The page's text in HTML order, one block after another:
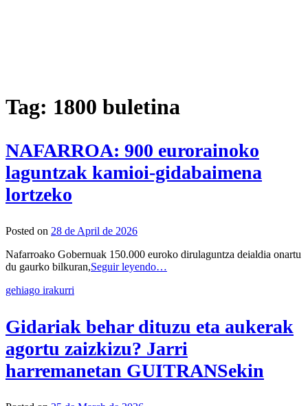
Tag: 1800 buletina
NAFARROA: 900 eurorainoko
laguntzak kamioi-gidabaimena
lortzeko
Posted on 28 de April de 2026
Nafarroako Gobernuak 150.000 euroko dirulaguntza deialdia onartu
du gaurko bilkuran,Seguir leyendo…
gehiago irakurri
Gidariak behar dituzu eta aukerak
agortu zaizkizu? Jarri
harremanetan GUITRANSekin